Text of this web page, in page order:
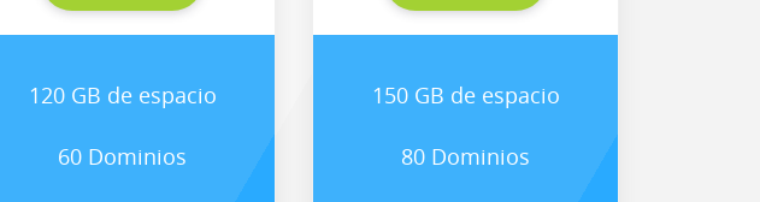
120 GB de espacio
60 Dominios
150 GB de espacio
80 Dominios